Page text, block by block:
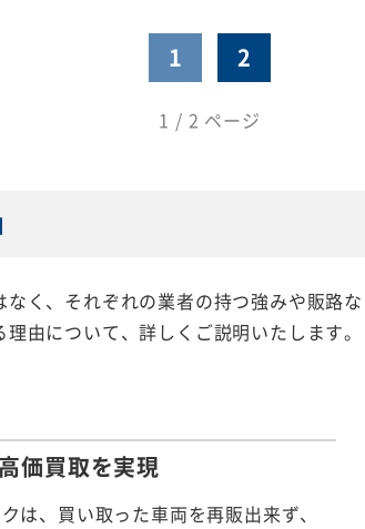
1 2
1 / 2 ページ
く、それぞれの業者の持つ強みや販路
由について、詳しくご説明いたします。
高価買取を実現
は、買い取った車両を再販出来ず、